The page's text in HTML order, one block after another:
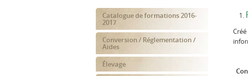
Catalogue de formations 2016-
2017
Conversion / Réglementation /
Aides
Élevage